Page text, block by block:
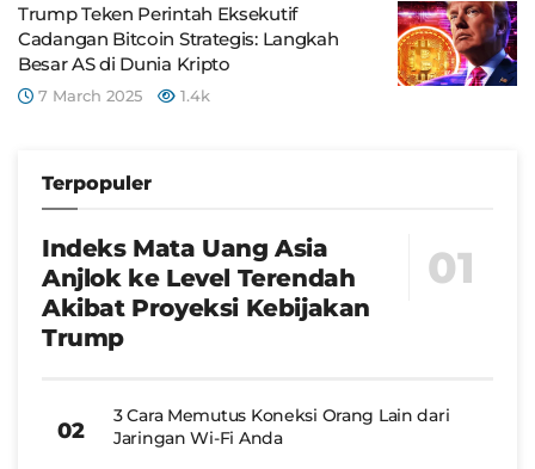
Trump Teken Perintah Eksekutif
Cadangan Bitcoin Strategis: Langkah
Besar AS di Dunia Kripto
7 March 2025 1.4k
Terpopuler
Indeks Mata Uang Asia
Anjlok ke Level Terendah
Akibat Proyeksi Kebijakan
Trump
3 Cara Memutus Koneksi Orang Lain dari
Jaringan Wi-Fi Anda